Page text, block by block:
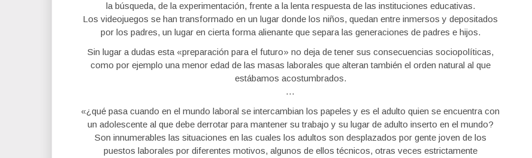
la búsqueda, de la experimentación, frente a la lenta respuesta de las instituciones educativas.
Los videojuegos se han transformado en un lugar donde los niños, quedan entre inmersos y depositados
por los padres, un lugar en cierta forma alienante que separa las generaciones de padres e hijos.
Sin lugar a dudas esta «preparación para el futuro» no deja de tener sus consecuencias sociopolíticas,
como por ejemplo una menor edad de las masas laborales que alteran también el orden natural al que
estábamos acostumbrados.
…
«¿qué pasa cuando en el mundo laboral se intercambian los papeles y es el adulto quien se encuentra con
un adolescente al que debe derrotar para mantener su trabajo y su lugar de adulto inserto en el mundo?
Son innumerables las situaciones en las cuales los adultos son desplazados por gente joven de los
puestos laborales por diferentes motivos, algunos de ellos técnicos, otras veces estrictamente